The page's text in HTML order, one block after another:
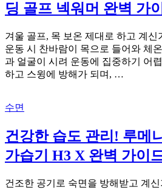
딩 골프 넥워머 완벽 가
겨울 골프, 목 보온 제대로 하고 계신
운동 시 찬바람이 목으로 들어와 체
과 얼굴이 시려 운동에 집중하기 어
하고 스윙에 방해가 되며, …
수면
건강한 습도 관리! 루메
가습기 H3 X 완벽 가이
건조한 공기로 숙면을 방해받고 계